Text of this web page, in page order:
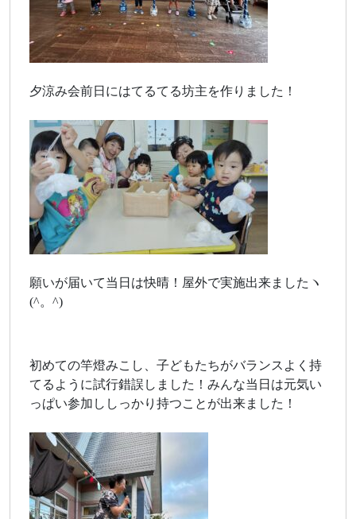
夕涼み会前日にはてるてる坊主を作りました！
願いが届いて当日は快晴！屋外で実施出来ましたヽ
(^。^)
初めての竿燈みこし、子どもたちがバランスよく持
てるように試行錯誤しました！みんな当日は元気い
っぱい参加ししっかり持つことが出来ました！